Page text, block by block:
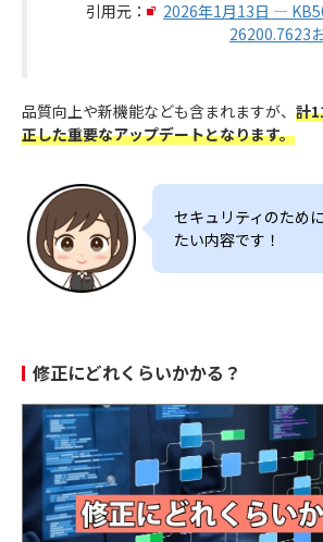
引用元：
2026年1月13日 —
26200.7623
品質向上や新機能なども含まれますが、 計
正した重要なアップデートとなります。
セキュリティのため
たい内容です！
修正にどれくらいかかる？